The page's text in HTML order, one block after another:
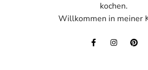
kochen.
Willkommen in meiner